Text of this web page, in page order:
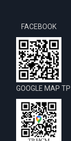
FACEBOOK
GOOGLE MAP